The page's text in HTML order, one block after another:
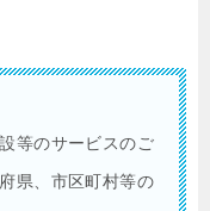
等のサービスのご
県、市区町村等の